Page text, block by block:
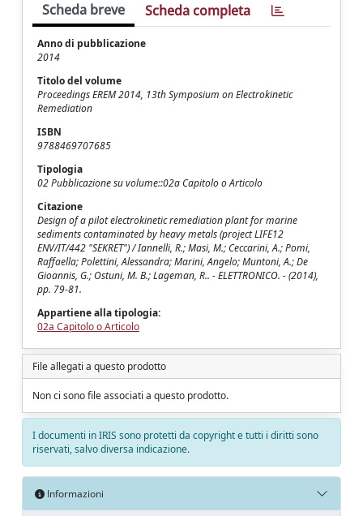
Scheda breve Scheda completa
Anno di pubblicazione
2014
Titolo del volume
Proceedings EREM 2014, 13th Symposium on Electrokinetic
Remediation
ISBN
9788469707685
Tipologia
02 Pubblicazione su volume::02a Capitolo o Articolo
Citazione
Design of a pilot electrokinetic remediation plant for marine
sediments contaminated by heavy metals (project LIFE12
ENV/IT/442 "SEKRET") / Iannelli, R.; Masi, M.; Ceccarini, A.; Pomi,
Raffaella; Polettini, Alessandra; Marini, Angelo; Muntoni, A.; De
Gioannis, G.; Ostuni, M. B.; Lageman, R.. - ELETTRONICO. - (2014),
pp. 79-81.
Appartiene alla tipologia:
02a Capitolo o Articolo
File allegati a questo prodotto
Non ci sono file associati a questo prodotto.
I documenti in IRIS sono protetti da copyright e tutti i diritti sono
riservati, salvo diversa indicazione.
Informazioni